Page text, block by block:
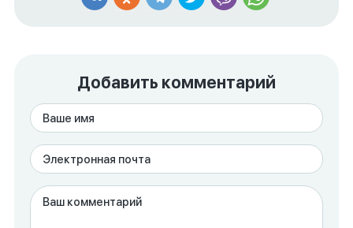
Добавить комментарий